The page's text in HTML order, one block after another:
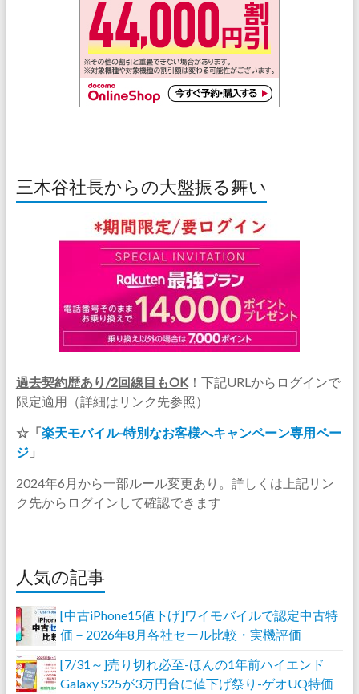
三木谷社長からの大盤振る舞い
過去契約歴あり/2回線目もOK！下記URLからログインで
限定適用（詳細はリンク先参照）
☆「楽天モバイル-特別なお客様へキャンペーン専用ペー
ジ」
2024年6月から一部ルール変更あり。詳しくは上記リン
ク先からログインして確認できます
人気の記事
[中古iPhone15値下げ]ワイモバイルで認定中古特
価－2026年8月各社セール比較・実機評価
[7/31～]売り切れ必至-ほんの1年前ハイエンド
Galaxy S25が3万円台に値下げ祭り-ゲオUQ特価